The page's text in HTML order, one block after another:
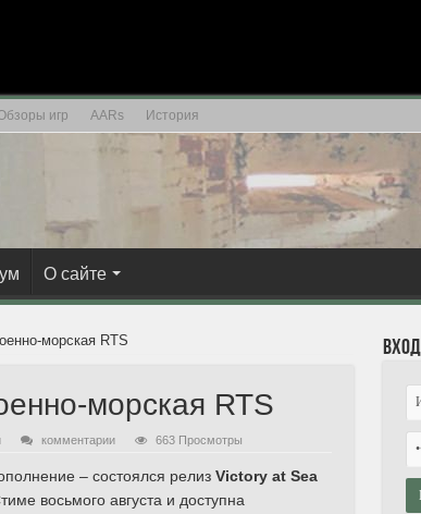
игр AARs История
О сайте
морская RTS
морская RTS
комментарии 663 Просмотры
– состоялся релиз Victory at Sea
восьмого августа и доступна